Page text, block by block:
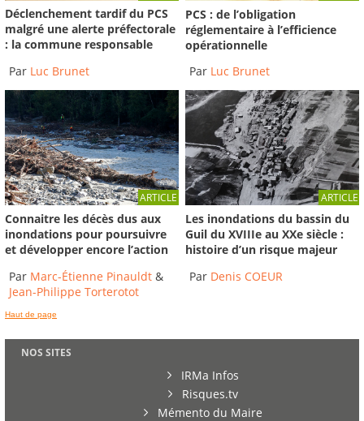
Déclenchement tardif du PCS
malgré une alerte préfectorale
: la commune responsable
Par Luc Brunet
PCS : de l’obligation
réglementaire à l’efficience
opérationnelle
Par Luc Brunet
ARTICLE
Connaitre les décès dus aux
inondations pour poursuivre
et développer encore l’action
Par Marc-Étienne Pinauldt &
Jean-Philippe Torterotot
ARTICLE
Les inondations du bassin du
Guil du XVIIIe au XXe siècle :
histoire d’un risque majeur
Par Denis COEUR
Haut de page
NOS SITES
IRMa Infos
Risques.tv
Mémento du Maire